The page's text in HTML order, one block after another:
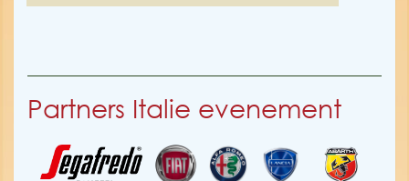
Partners Italie evenement